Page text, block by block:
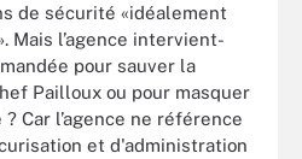
de sécurité «idéalement
Mais l’agence intervient-
pour sauver la
Pailloux ou pour masquer
Car l’agence ne référence
et d'administration